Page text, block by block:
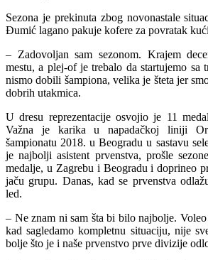
Sezona je prekinuta zbog novonastale
Đumić lagano pakuje kofere za povratak
– Zadovoljan sam sezonom. Krajem
mestu, a plej-of je trebalo da startujemo sa
nismo dobili šampiona, velika je šteta jer
dobrih utakmica.
U dresu reprezentacije osvojio je 11
Važna je karika u napadačkoj liniji
šampionatu 2018. u Beogradu u sastavu
je najbolji asistent prvenstva, prošle
medalje, u Zagrebu i Beogradu i doprineo
jaču grupu. Danas, kad se prvenstva
led.
– Ne znam ni sam šta bi bilo najbolje.
kad sagledamo kompletnu situaciju, nije
bolje što je i naše prvenstvo prve divizije